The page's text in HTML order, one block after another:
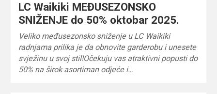
LC Waikiki MEĐUSEZONSKO
SNIŽENJE do 50% oktobar 2025.
Veliko međusezonsko sniženje u LC Waikiki
radnjama prilika je da obnovite garderobu i unesete
svježinu u svoj stil!Očekuju vas atraktivni popusti do
50% na širok asortiman odjeće i…